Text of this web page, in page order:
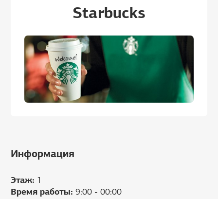
Starbucks
Информация
Этаж: 1
Время работы: 9:00 - 00:00